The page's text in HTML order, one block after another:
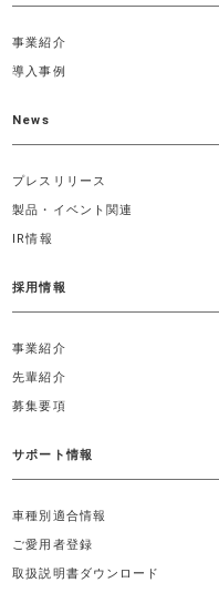
事業紹介
導入事例
News
プレスリリース
製品・イベント関連
IR情報
採用情報
事業紹介
先輩紹介
募集要項
サポート情報
車種別適合情報
ご愛用者登録
取扱説明書ダウンロード